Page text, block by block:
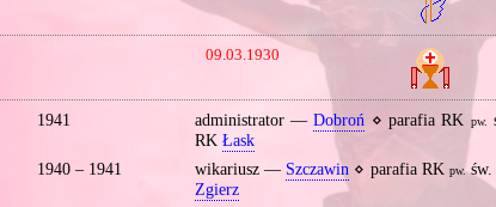
09.03.1930
1941 administrator —Dobroń ⋄ parafia RK pw.
RK Łask
1940 – 1941
wikariusz — Szczawin ⋄ parafia RKpw.św.
Zgierz